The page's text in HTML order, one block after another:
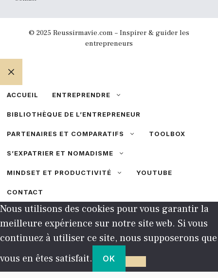
© 2025 Reussirmavie.com – Inspirer & guider les
entrepreneurs
FERMER
ACCUEIL ENTREPRENDRE
BIBLIOTHÈQUE DE L’ENTREPRENEUR
PARTENAIRES ET COMPARATIFS TOOLBOX
S’EXPATRIER ET NOMADISME
MINDSET ET PRODUCTIVITÉ YOUTUBE
CONTACT
Nous utilisons des cookies pour vous garantir la
meilleure expérience sur notre site web. Si vous
continuez à utiliser ce site, nous supposerons que
vous en êtes satisfait.
OK